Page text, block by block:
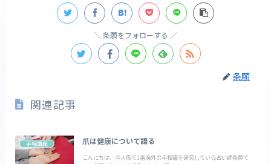
条願をフォローする
条願
関連記事
手相講座 爪は健康について語る
こんにちは、今大阪で1番海外の手相書を研究している占い師条願で